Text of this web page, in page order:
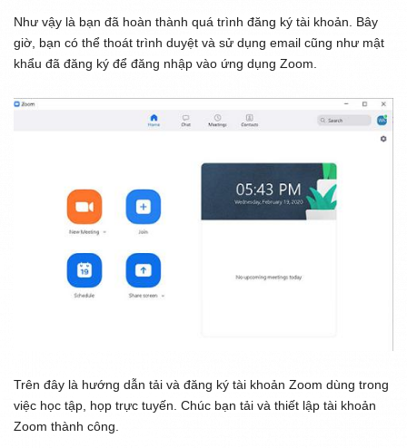
Như vậy là bạn đã hoàn thành quá trình đăng ký tài khoản. Bây
giờ, bạn có thể thoát trình duyệt và sử dụng email cũng như mật
khẩu đã đăng ký để đăng nhập vào ứng dụng Zoom.
Trên đây là hướng dẫn tải và đăng ký tài khoản Zoom dùng trong
việc học tập, họp trực tuyến. Chúc bạn tải và thiết lập tài khoản
Zoom thành công.